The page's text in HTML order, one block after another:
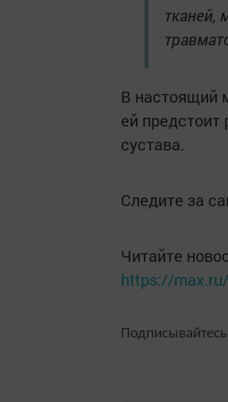
тканей,
В настоящий
ей предстоит
сустава.
Следите за
Читайте
https://